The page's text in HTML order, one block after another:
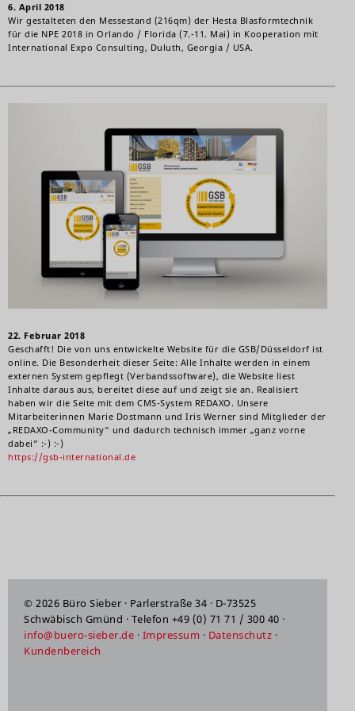
6. April 2018
Wir gestalteten den Messestand (216qm) der Hesta Blasformtechnik
für die NPE 2018 in Orlando / Florida (7.-11. Mai) in Kooperation mit
International Expo Consulting, Duluth, Georgia / USA.
22. Februar 2018
Geschafft! Die von uns entwickelte Website für die GSB/Düsseldorf ist
online. Die Besonderheit dieser Seite: Alle Inhalte werden in einem
externen System gepflegt (Verbandssoftware), die Website liest
Inhalte daraus aus, bereitet diese auf und zeigt sie an. Realisiert
haben wir die Seite mit dem CMS-System REDAXO. Unsere
Mitarbeiterinnen Marie Dostmann und Iris Werner sind Mitglieder der
„REDAXO-Community“ und dadurch technisch immer „ganz vorne
dabei“ :-) :-)
https://gsb-international.de
© 2026 Büro Sieber · Parlerstraße 34 · D-73525
Schwäbisch Gmünd · Telefon +49 (0) 71 71 / 300 40 ·
info@buero-sieber.de · Impressum · Datenschutz ·
Kundenbereich